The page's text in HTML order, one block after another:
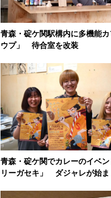
青森・碇ケ関駅構内に多機能
ウプ」 待合室を改装
青森・碇ケ関でカレーのイベ
リーガセキ」 ダジャレが始ま